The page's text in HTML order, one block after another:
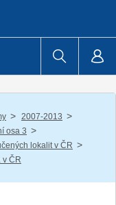
/ 2007-2013 /
osa 3 /
lokalit v ČR /
v ČR